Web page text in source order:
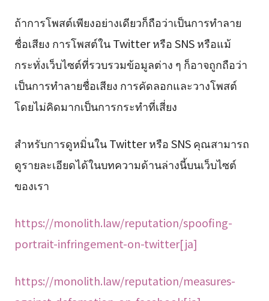
ถ้าการโพสต์เพียงอย่างเดียวก็ถือว่าเป็นการทำลาย
ชื่อเสียง การโพสต์ใน Twitter หรือ SNS หรือแม้
กระทั่งเว็บไซต์ที่รวบรวมข้อมูลต่าง ๆ ก็อาจถูกถือว่า
เป็นการทำลายชื่อเสียง การคัดลอกและวางโพสต์
โดยไม่คิดมากเป็นการกระทำที่เสี่ยง
สำหรับการดูหมิ่นใน Twitter หรือ SNS คุณสามารถ
ดูรายละเอียดได้ในบทความด้านล่างนี้บนเว็บไซต์
ของเรา
https://monolith.law/reputation/spoofing-
portrait-infringement-on-twitter[ja]
https://monolith.law/reputation/measures-